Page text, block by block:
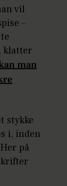
vil
–
klatter
man
stykke
i, inden
på